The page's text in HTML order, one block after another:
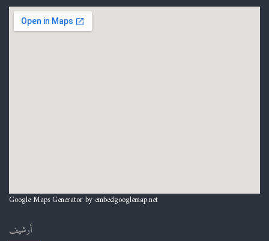
Google Maps Generator by embedgooglemap.net
أرشيف